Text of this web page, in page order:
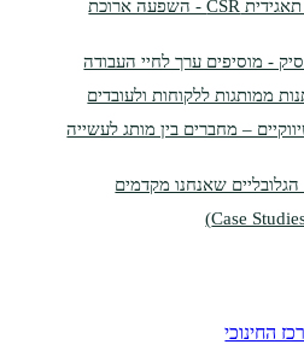
אחריות חברתית תאגידית CSR - השפעה ארוכת
ערך לחיי העבודה
ולעובדים
בין מותג לעשייה